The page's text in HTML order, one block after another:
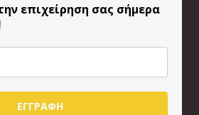
επιχείρηση σας σήμερα
ΕΓΓΡΑΦΗ